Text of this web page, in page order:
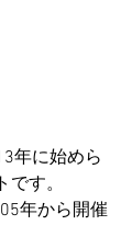
年に始めら
す。
年から開催